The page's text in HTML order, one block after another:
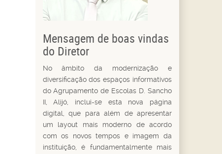
Mensagem de boas vindas
do Diretor
No âmbito da modernização e
diversificação dos espaços informativos
do Agrupamento de Escolas D. Sancho
II, Alijó, inclui-se esta nova página
digital, que para além de apresentar
um layout mais moderno de acordo
com os novos tempos e imagem da
instituição, é fundamentalmente mais